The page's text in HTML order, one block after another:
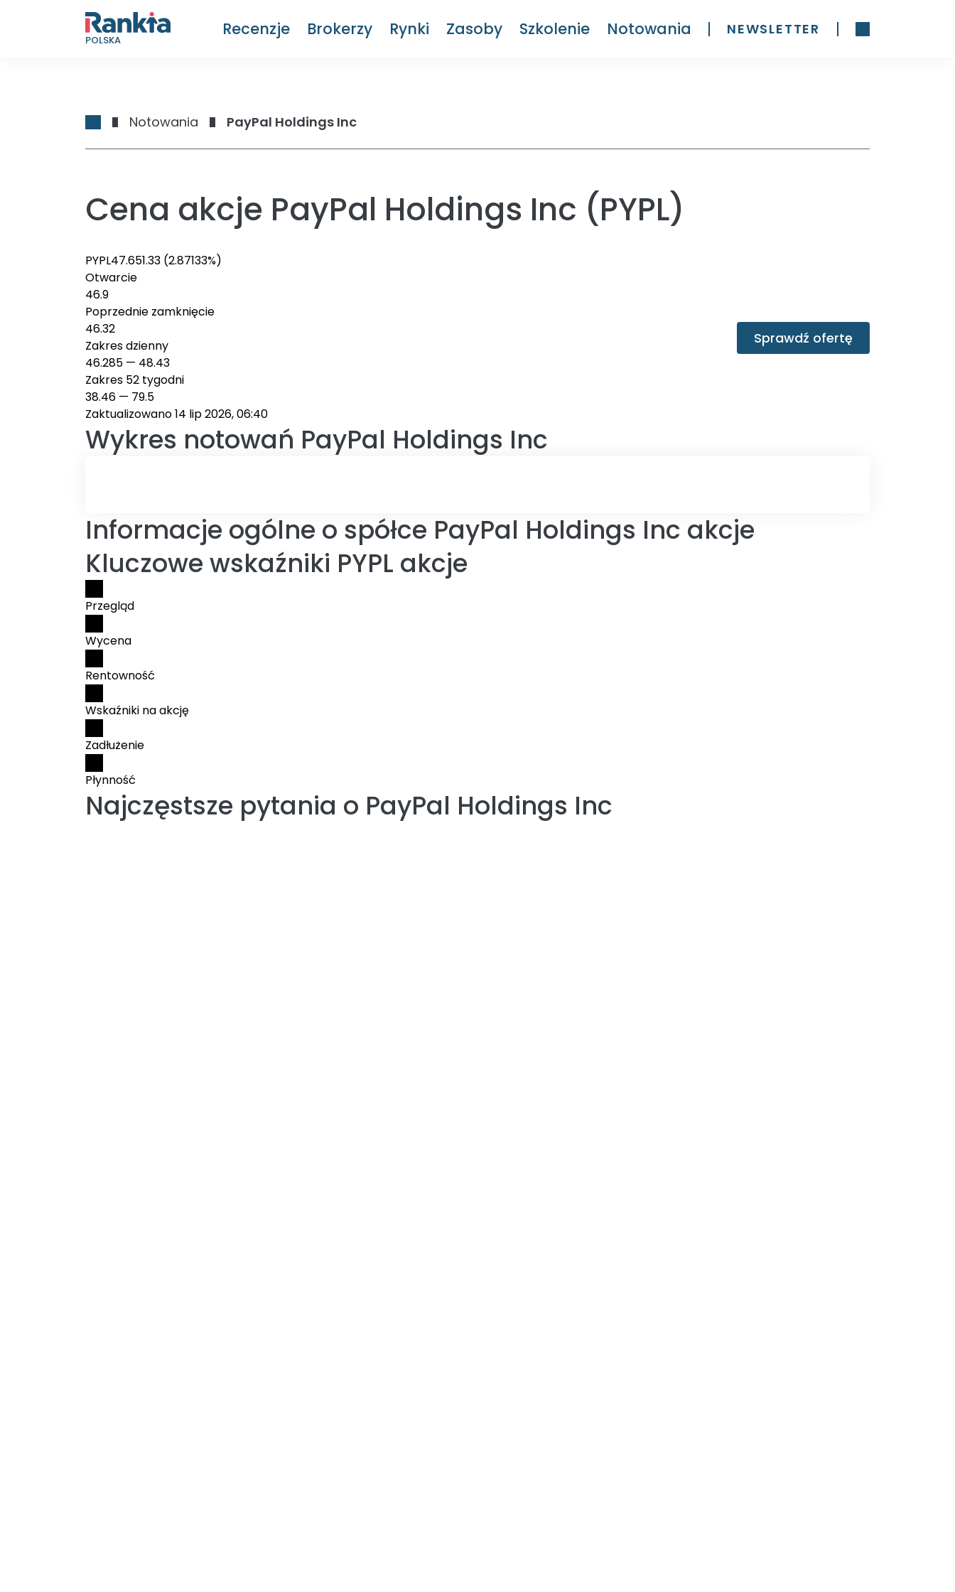
POLSKA
Recenzje Brokerzy Rynki Zasoby Szkolenie Notowania NEWSLETTER
Notowania PayPal Holdings Inc
Cena akcje PayPal Holdings Inc (PYPL)
PYPL47.651.33 (2.87133%)
Otwarcie
46.9
Poprzednie zamknięcie
46.32
Zakres dzienny
46.285 — 48.43
Zakres 52 tygodni
38.46 — 79.5
Zaktualizowano 14 lip 2026, 06:40
Sprawdź ofertę
Wykres notowań PayPal Holdings Inc
Informacje ogólne o spółce PayPal Holdings Inc akcje
Kluczowe wskaźniki PYPL akcje
Przegląd
Wycena
Rentowność
Wskaźniki na akcję
Zadłużenie
Płynność
Najczęstsze pytania o PayPal Holdings Inc